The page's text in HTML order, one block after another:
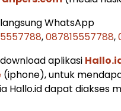
WhatsApp
,087815557788,
aplikasi
(iphone), untuk
Hallo.id dapat diakses